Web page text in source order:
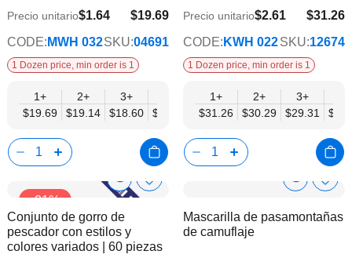
deseos
$19.69
$15.32
Precio unitario$1.64
CODE: MWH 032SKU:04691
1 Dozen price, min order is 1
1+
$19.69
2+
$19.14
3+
$18.60
$18.05
5+
$17.50
6+
$16.96
8+
$16.41
$31.26
$25.40
Precio unitario$2.61
CODE: KWH 022SKU:12674
1 Dozen price, min order is 1
1+
$31.26
2+
$30.29
3+
$29.31
-21%
Show
Info
Añadir
de
Conjunto de gorro de
pescador con estilos y
colores variados | 60 piezas
Show
Info la
Mascarilla de pasamontañas
de camuflaje